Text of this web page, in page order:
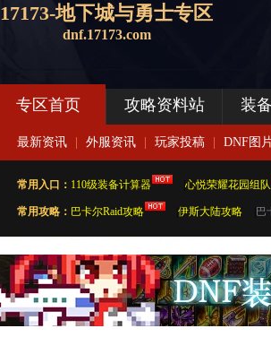
17173-地下城与勇士专区
dnf.17173.com
专区首页 攻略资料站 装
最新资讯 外服资讯 玩家投稿 DNF图
常用入口： 110级装备计算器 心悦荣耀花园组队
常用攻略： 巴卡尔Raid攻略 伊斯大陆攻略 巴